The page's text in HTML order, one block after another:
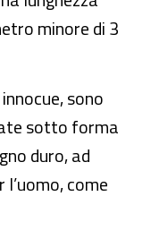
minore di 3
sono
sotto forma
duro, ad
come